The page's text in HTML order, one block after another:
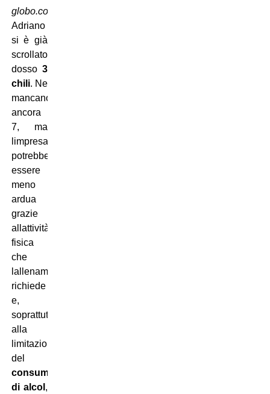
globo.com
Adriano
si è già
scrollato di
dosso3
chili. Ne
mancano
ancora
7, ma
limpresa
potrebbe
essere
meno
ardua
grazie
allattività
fisica
che
lallenamento
richiede
e,
soprattutto,
alla
limitazione
del
consumo
di alcol ,